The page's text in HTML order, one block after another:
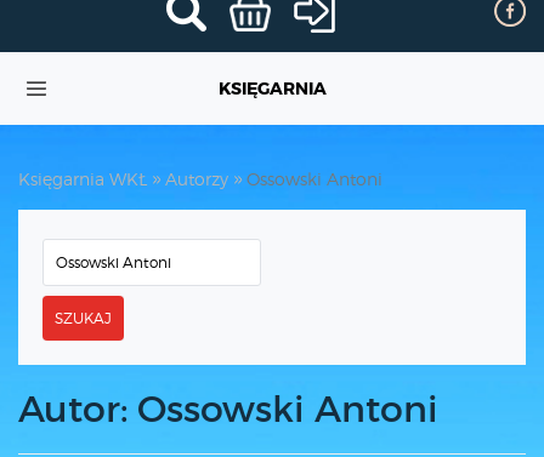
KSIĘGARNIA
Księgarnia WKŁ Autorzy Ossowski Antoni
SZUKAJ
Autor: Ossowski Antoni